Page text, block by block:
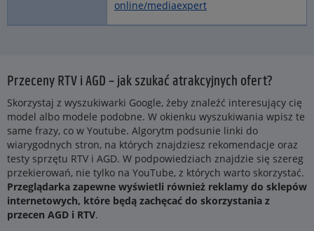
online/mediaexpert
Przeceny RTV i AGD – jak szukać atrakcyjnych ofert?
Skorzystaj z wyszukiwarki Google, żeby znaleźć interesujący cię
model albo modele podobne. W okienku wyszukiwania wpisz te
same frazy, co w Youtube. Algorytm podsunie linki do
wiarygodnych stron, na których znajdziesz rekomendacje oraz
testy sprzętu RTV i AGD. W podpowiedziach znajdzie się szereg
przekierowań, nie tylko na YouTube, z których warto skorzystać.
Przeglądarka zapewne wyświetli również reklamy do sklepów
internetowych, które będą zachęcać do skorzystania z
przecen AGD i RTV.